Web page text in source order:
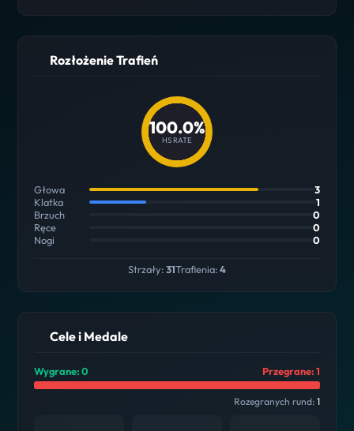
Rozłożenie Trafień
100.0%
HS RATE
Głowa
3
Klatka
1
Brzuch
0
Ręce
0
Nogi
0
Strzały:31Trafienia:4
Cele i Medale
Wygrane: 0 Przegrane: 1
Rozegranych rund: 1